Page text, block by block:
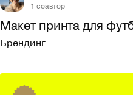
1 соавтор
Брендинг